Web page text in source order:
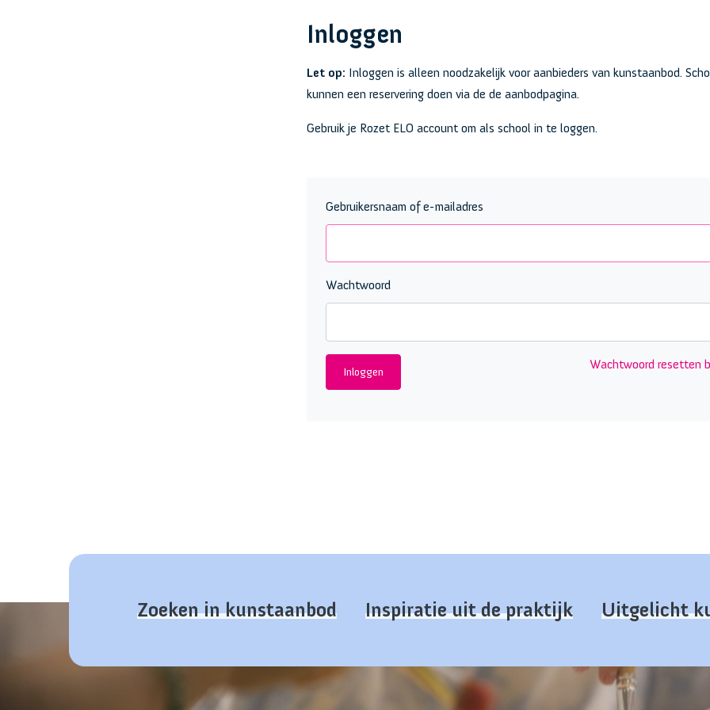
Inloggen
Let op: Inloggen is alleen noodzakelijk voor aanbieders van kunstaanbod.
kunnen een reservering doen via de de aanbodpagina.
Gebruik je Rozet ELO account om als school in te loggen.
Gebruikersnaam of e-mailadres
Wachtwoord
Wachtwoord resetten
Zoeken in kunstaanbod Inspiratie uit de praktijk Uitgelicht